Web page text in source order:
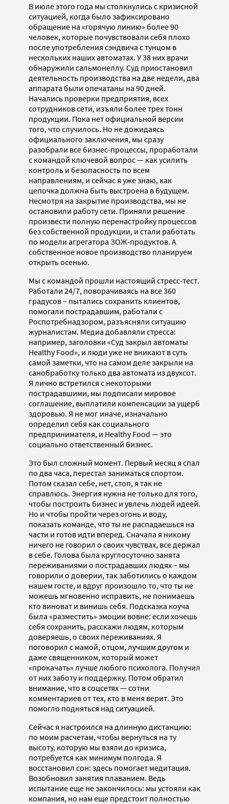
В июле этого года мы столкнулись с кризисной
ситуацией, когда было зафиксировано
обращение на «горячую линию» более 90
человек, которые почувствовали себя плохо
после употребления сэндвича с тунцом в
нескольких наших автоматах. У 38 них врачи
обнаружили сальмонеллу. Суд приостановил
деятельность производства на две недели, два
аппарата были опечатаны на 90 дней.
Начались проверки предприятия, всех
сотрудников сети, изъяли более трех тонн
продукции. Пока нет официальной версии
того, что случилось. Но не дожидаясь
официального заключения, мы сразу
разобрали все бизнес-процессы, проработали
с командой ключевой вопрос — как усилить
контроль и безопасность по всем
направлениям, и сейчас я уже знаю, как
цепочка должна быть выстроена в будущем.
Несмотря на закрытие производства, мы не
остановили работу сети. Приняли решение
произвести полную перенастройку процессов
без собственной продукции, и стали работать
по модели агрегатора ЗОЖ-продуктов. А
собственное новое производство планируем
открыть осенью.
Мы с командой прошли настоящий стресс-тест.
Работали 24/7, поворачиваясь на все 360
градусов – пытались сохранить клиентов,
помогали пострадавшим, работали с
Роспотребнадзором, разъясняли ситуацию
журналистам. Медиа добавляли стресса:
например, заголовки «Суд закрыл автоматы
Healthy Food», и люди уже не вникают в суть
самой заметки, что на самом деле закрыли на
санобработку только два автомата из двухсот.
Я лично встретился с некоторыми
пострадавшими, мы подписали мировое
соглашение, выплатили компенсации за ущерб
здоровью. Я не мог иначе, изначально
определил себя как социального
предпринимателя, и Healthy Food — это
социально ответственный бизнес.
Это был сложный момент. Первый месяц я спал
по два часа, перестал заниматься спортом.
Потом сказал себе, нет, стоп, я так не
справлюсь. Энергия нужна не только для того,
чтобы построить бизнес и увлечь людей идеей.
Но и чтобы пройти через огонь и воду,
показать команде, что ты не распадаешься на
части и готов идти вперед. Сначала я никому
ничего не говорил о своих чувствах, все держал
в себе. Голова была круглосуточно занята
переживаниями о пострадавших людях – мы
говорили о доверии, так заботились о каждом
нашем госте, и вдруг произошло то, что ты не
можешь мгновенно исправить, не понимаешь
кто виноват и винишь себя. Подсказка коуча
была «разместить» эмоции вовне: если хочешь
себя сохранить, расскажи людям, которым
доверяешь, о своих переживаниях. Я
поговорил с мамой, отцом, лучшим другом и
даже священником, который может
«прокачать» лучше любого психолога. Получил
от них заботу и поддержку. Потом обратил
внимание, что в соцсетях — сотни
комментариев от тех, кто в меня верит. Это
помогло подняться над ситуацией.
Сейчас я настроился на длинную дистанцию:
по моим расчетам, чтобы вернуться на ту
высоту, которую мы взяли до кризиса,
потребуется как минимум полгода. Я
восстановил сон: здесь помогает медитация.
Возобновил занятия плаванием. Ведь
испытание еще не закончилось: мы устояли как
компания, но нам еще предстоит полностью